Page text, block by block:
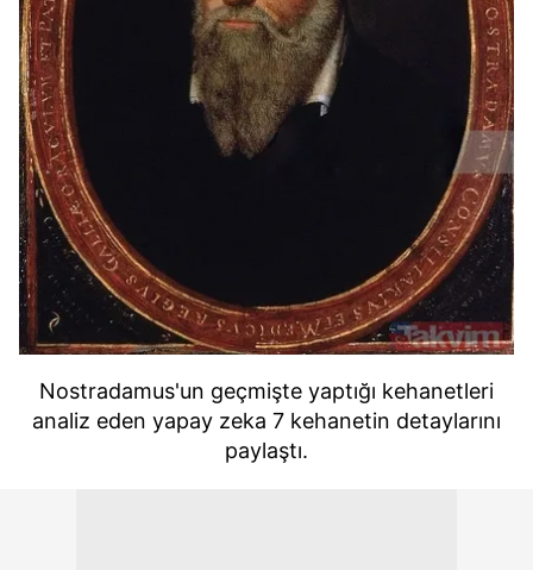
Nostradamus'un geçmişte yaptığı kehanetleri
analiz eden yapay zeka 7 kehanetin detaylarını
paylaştı.